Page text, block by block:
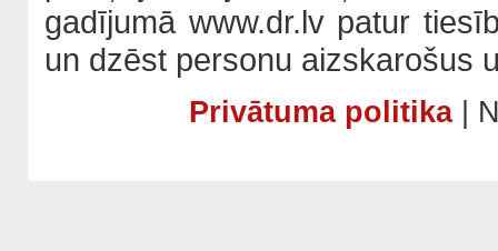
gadījumā www.dr.lv patur
un dzēst personu aizskarošus
Privātuma politika|